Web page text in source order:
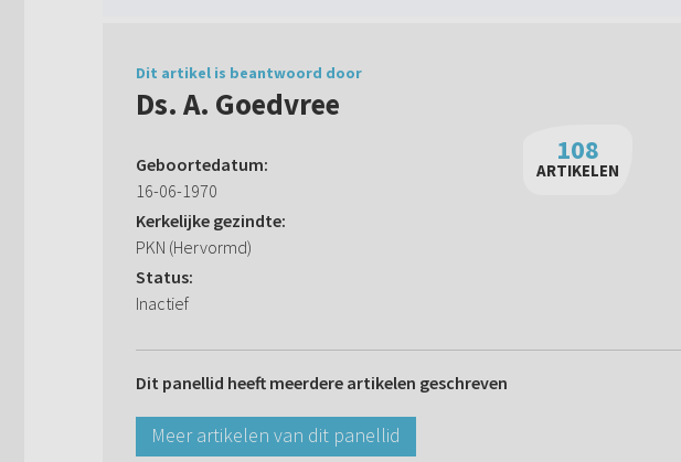
Dit artikel is beantwoord door
Ds. A. Goedvree
Geboortedatum:
16-06-1970
Kerkelijke gezindte:
PKN (Hervormd)
Status:
Inactief
108
ARTIKELEN
Dit panellid heeft meerdere artikelen geschreven
Meer artikelen van dit panellid